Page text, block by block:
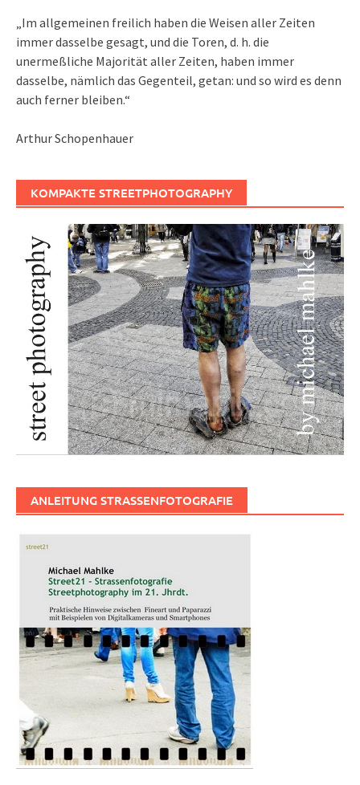
„Im allgemeinen freilich haben die Weisen aller Zeiten
immer dasselbe gesagt, und die Toren, d. h. die
unermeßliche Majorität aller Zeiten, haben immer
dasselbe, nämlich das Gegenteil, getan: und so wird es denn
auch ferner bleiben.“
Arthur Schopenhauer
KOMPAKTE STREETPHOTOGRAPHY
ANLEITUNG STRASSENFOTOGRAFIE